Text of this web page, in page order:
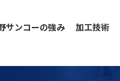
サンコーの強み 加工技術